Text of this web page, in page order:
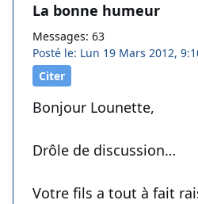
La bonne humeur
Messages: 63
Posté le: Lun 19 Mars 2012,
Citer
Bonjour Lounette,
Drôle de discussion…
Votre fils a tout à fait